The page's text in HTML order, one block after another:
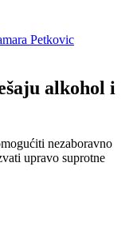
Petkovic
alkohol i
nezaboravno
upravo suprotne